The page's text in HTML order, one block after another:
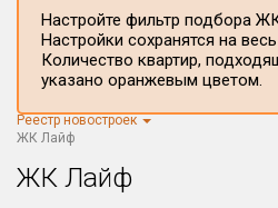
Регион ЖК
Настройте фильтр подбора
Настройки сохранятся на
Количество квартир,
указано оранжевым цветом.
Реестр новостроек
ЖК Лайф
ЖК Лайф